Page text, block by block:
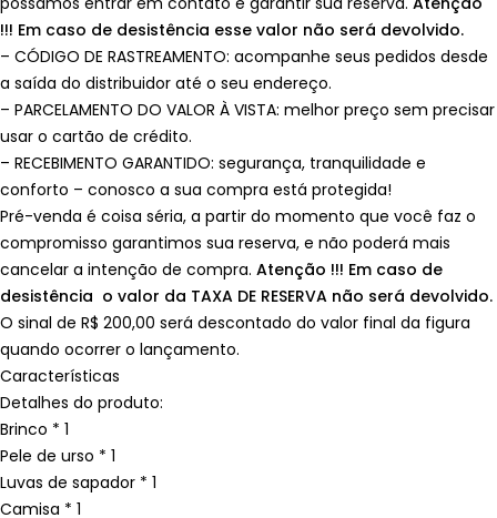
!!! Em caso de desistência esse valor não será devolvido.
– CÓDIGO DE RASTREAMENTO: acompanhe seus pedidos desde
a saída do distribuidor até o seu endereço.
– PARCELAMENTO DO VALOR À VISTA: melhor preço sem precisar
usar o cartão de crédito.
– RECEBIMENTO GARANTIDO: segurança, tranquilidade e
conforto – conosco a sua compra está protegida!
Pré-venda é coisa séria, a partir do momento que você faz o
compromisso garantimos sua reserva, e não poderá mais
cancelar a intenção de compra. Atenção !!! Em caso de
desistência o valor da TAXA DE RESERVA não será devolvido.
O sinal de R$ 200,00 será descontado do valor final da figura
quando ocorrer o lançamento.
Características
Detalhes do produto:
Brinco * 1
Pele de urso * 1
Luvas de sapador * 1
Camisa * 1